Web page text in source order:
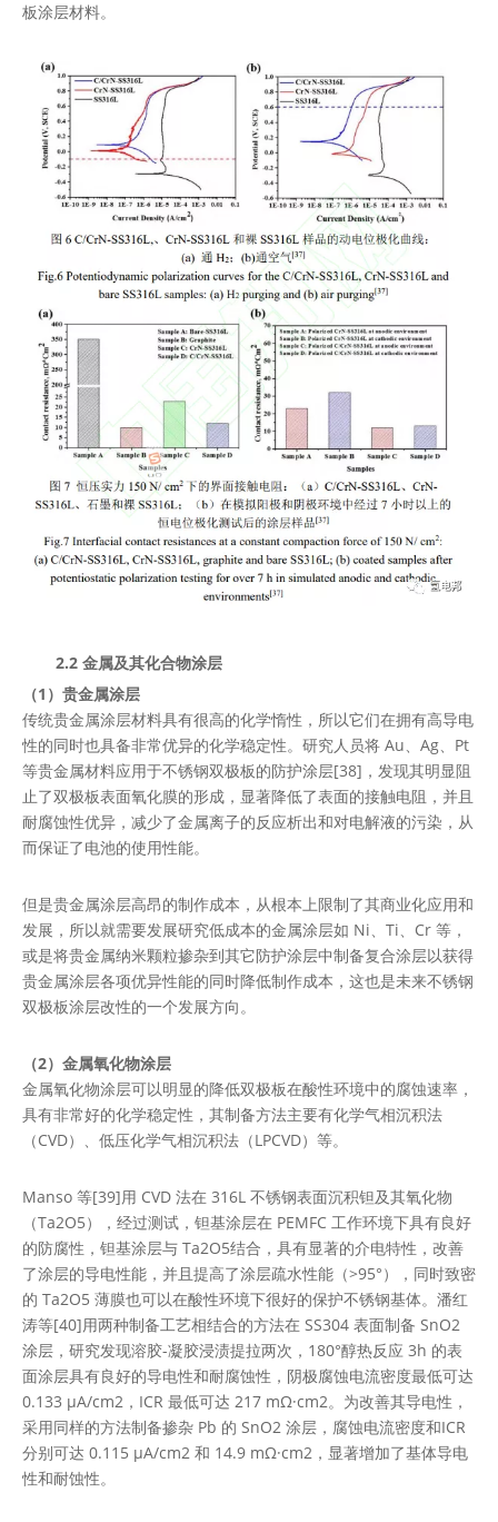
板涂层材料。
2.2 金属及其化合物涂层
（1）贵金属涂层
传统贵金属涂层材料具有很高的化学惰性，所以它们在拥有高导电
性的同时也具备非常优异的化学稳定性。研究人员将 Au、Ag、Pt
等贵金属材料应用于不锈钢双极板的防护涂层[38]，发现其明显阻
止了双极板表面氧化膜的形成，显著降低了表面的接触电阻，并且
耐腐蚀性优异，减少了金属离子的反应析出和对电解液的污染，从
而保证了电池的使用性能。
但是贵金属涂层高昂的制作成本，从根本上限制了其商业化应用和
发展，所以就需要发展研究低成本的金属涂层如 Ni、Ti、Cr 等，
或是将贵金属纳米颗粒掺杂到其它防护涂层中制备复合涂层以获得
贵金属涂层各项优异性能的同时降低制作成本，这也是未来不锈钢
双极板涂层改性的一个发展方向。
（2）金属氧化物涂层
金属氧化物涂层可以明显的降低双极板在酸性环境中的腐蚀速率，
具有非常好的化学稳定性，其制备方法主要有化学气相沉积法
（CVD）、低压化学气相沉积法（LPCVD）等。
Manso 等[39]用 CVD 法在 316L 不锈钢表面沉积钽及其氧化物
（Ta2O5），经过测试，钽基涂层在 PEMFC 工作环境下具有良好
的防腐性，钽基涂层与 Ta2O5结合，具有显著的介电特性，改善
了涂层的导电性能，并且提高了涂层疏水性能（>95°），同时致密
的 Ta2O5 薄膜也可以在酸性环境下很好的保护不锈钢基体。潘红
涛等[40]用两种制备工艺相结合的方法在 SS304 表面制备 SnO2
涂层，研究发现溶胶-凝胶浸渍提拉两次，180°醇热反应 3h 的表
面涂层具有良好的导电性和耐腐蚀性，阴极腐蚀电流密度最低可达
0.133 μA/cm2，ICR 最低可达 217 mΩ·cm2。为改善其导电性，
采用同样的方法制备掺杂 Pb 的 SnO2 涂层，腐蚀电流密度和ICR
分别可达 0.115 μA/cm2 和 14.9 mΩ·cm2，显著增加了基体导电
性和耐蚀性。